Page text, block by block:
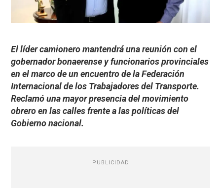
El líder camionero mantendrá una reunión con el
gobernador bonaerense y funcionarios provinciales
en el marco de un encuentro de la Federación
Internacional de los Trabajadores del Transporte.
Reclamó una mayor presencia del movimiento
obrero en las calles frente a las políticas del
Gobierno nacional.
PUBLICIDAD